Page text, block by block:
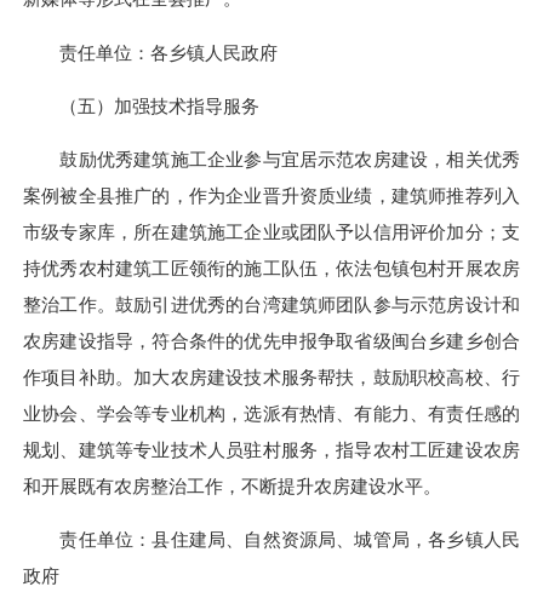
责任单位：各乡镇人民政府
（五）加强技术指导服务
鼓励优秀建筑施工企业参与宜居示范农房建设，相关优秀
案例被全县推广的，作为企业晋升资质业绩，建筑师推荐列入
市级专家库，所在建筑施工企业或团队予以信用评价加分；支
持优秀农村建筑工匠领衔的施工队伍，依法包镇包村开展农房
整治工作。鼓励引进优秀的台湾建筑师团队参与示范房设计和
农房建设指导，符合条件的优先申报争取省级闽台乡建乡创合
作项目补助。加大农房建设技术服务帮扶，鼓励职校高校、行
业协会、学会等专业机构，选派有热情、有能力、有责任感的
规划、建筑等专业技术人员驻村服务，指导农村工匠建设农房
和开展既有农房整治工作，不断提升农房建设水平。
责任单位：县住建局、自然资源局、城管局，各乡镇人民
政府